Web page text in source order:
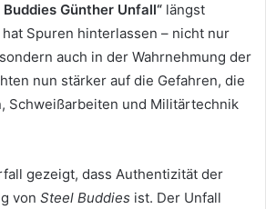
Buddies Günther Unfall“ längst
Spuren hinterlassen – nicht nur
auch in der Wahrnehmung der
nun stärker auf die Gefahren, die
Schweißarbeiten und Militärtechnik
gezeigt, dass Authentizität der
von Steel Buddies ist. Der Unfall